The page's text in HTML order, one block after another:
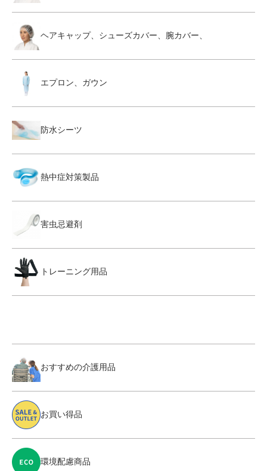
ヘアキャップ、シューズカバー、腕カバー、
エプロン、ガウン
防水シーツ
熱中症対策製品
害虫忌避剤
トレーニング用品
おすすめの介護用品
お買い得品
環境配慮商品